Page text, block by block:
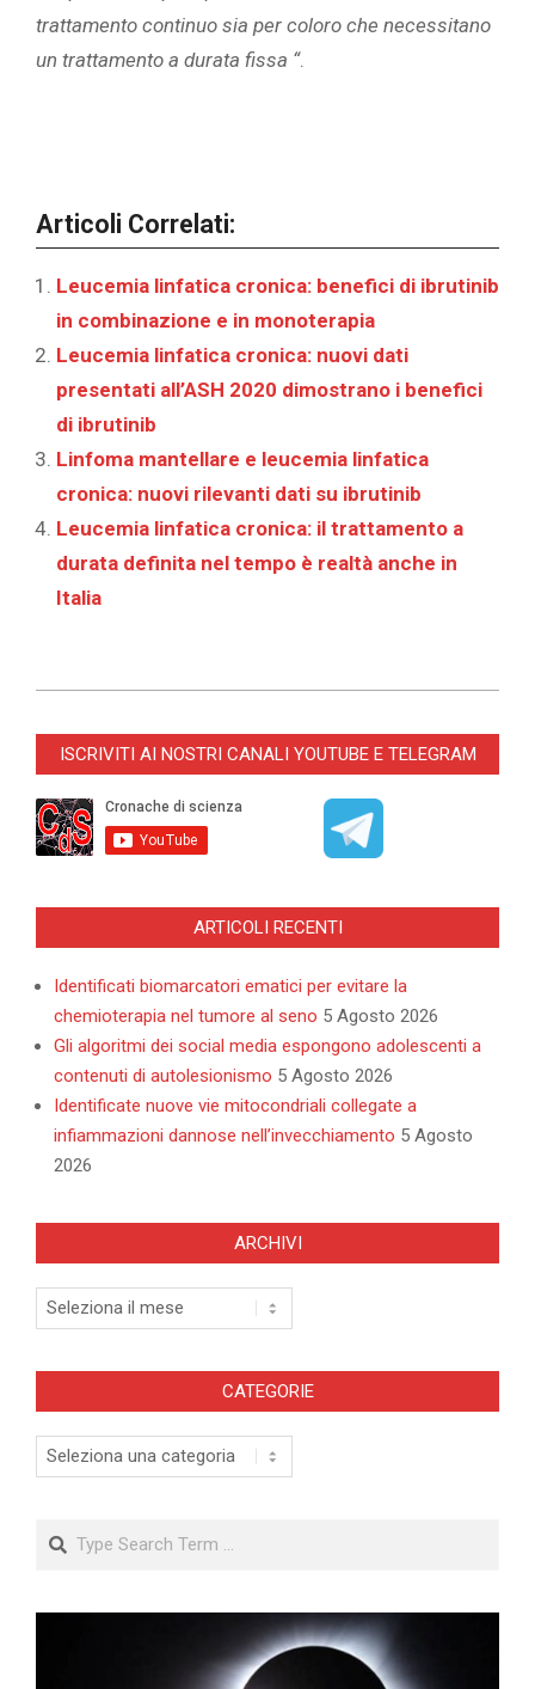
trattamento continuo sia per coloro che necessitano
un trattamento a durata fissa “.
Articoli Correlati:
Leucemia linfatica cronica: benefici di ibrutinib
in combinazione e in monoterapia
Leucemia linfatica cronica: nuovi dati
presentati all’ASH 2020 dimostrano i benefici
di ibrutinib
Linfoma mantellare e leucemia linfatica
cronica: nuovi rilevanti dati su ibrutinib
Leucemia linfatica cronica: il trattamento a
durata definita nel tempo è realtà anche in
Italia
06-
ISCRIVITI AI NOSTRI CANALI YOUTUBE E TELEGRAM
ARTICOLI RECENTI
Identificati biomarcatori ematici per evitare la
chemioterapia nel tumore al seno 5 Agosto 2026
Gli algoritmi dei social media espongono adolescenti a
contenuti di autolesionismo 5 Agosto 2026
Identificate nuove vie mitocondriali collegate a
infiammazioni dannose nell’invecchiamento 5 Agosto
2026
ARCHIVI
Archivi
CATEGORIE
Categorie
Search